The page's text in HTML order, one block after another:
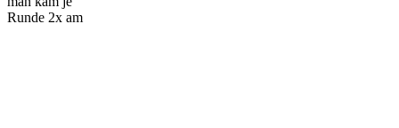
Runde 2x am